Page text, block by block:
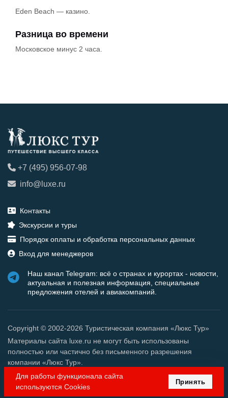
Eden Beach — казино.
Разница во времени
Московское минус 2 часа.
+7 (495) 956-07-98
info@luxe.ru
Контакты
Экскурсии и туры
Порядок оплаты и обработка персональных данных
Вход для менеджеров
Наш канал Telegram: всё о странах и курортах - новости,
актуальная и полезная информация, специальные
предложения отелей и авиакомпаний.
Copyright © 2002-2026 Туристическая компания «Люкс Тур»
Материалы сайта luxe.ru не могут быть использованы
полностью или частично без письменного разрешения
компании «Люкс Тур».
Для работы функционала сайта
используются Cookies
Принять